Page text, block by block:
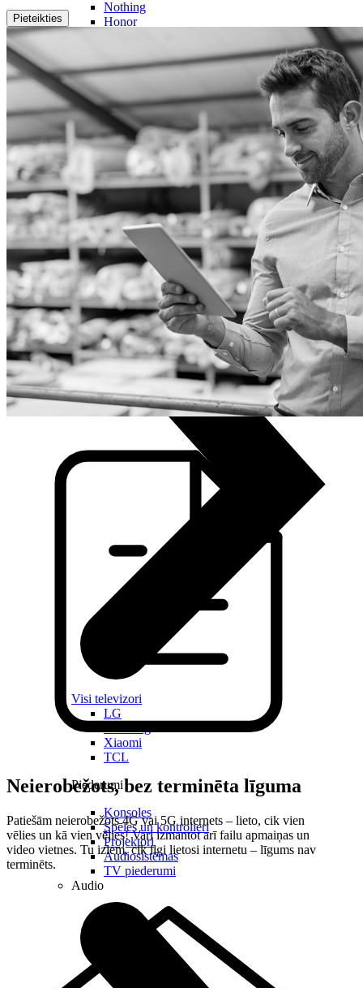
Nothing
Honor
Piederumi
Vāciņi un maciņi
Aizsargstikli
Lādētāji un adapteri
Power banks
Austiņas
Brīvroku sistēmas
Irbuļi
Atmiņas kartes
Telefonu turētaji
Stabilizatori
Televizori
Visi televizori
LG
Xiaomi
TCL
Piederumi
Konsoles
Spēles un kontrolieri
Projektori
Audiosistēmas
TV piederumi
Audio
Pieteikties
Neierobežots, bez terminēta līguma
Patiešām neierobežots 4G vai 5G internets – lieto, cik vien
vēlies un kā vien vēlies! Vari izmantot arī failu apmaiņas un
video vietnes. Tu izlem, cik ilgi lietosi internetu – līgums nav
terminēts.